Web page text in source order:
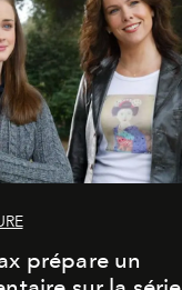
prépare un